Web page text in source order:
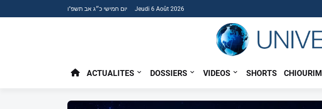
יום חמישי כ״ג אב תשפ"ו Jeudi 6 Août 2026
ACTUALITES DOSSIERS VIDEOS SHORTS CHIOURIM